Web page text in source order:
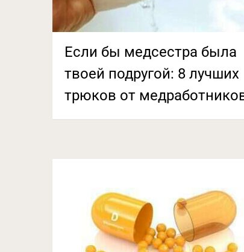
Если бы медсестра была
твоей подругой: 8 лучших
трюков от